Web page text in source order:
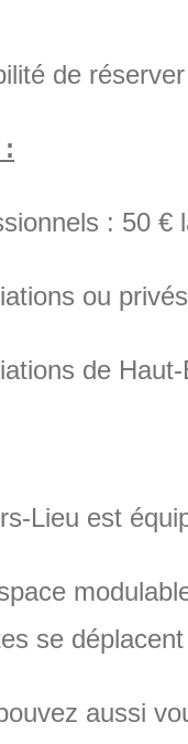
de
: 50 €
ou
de
Lieu est
se
aussi